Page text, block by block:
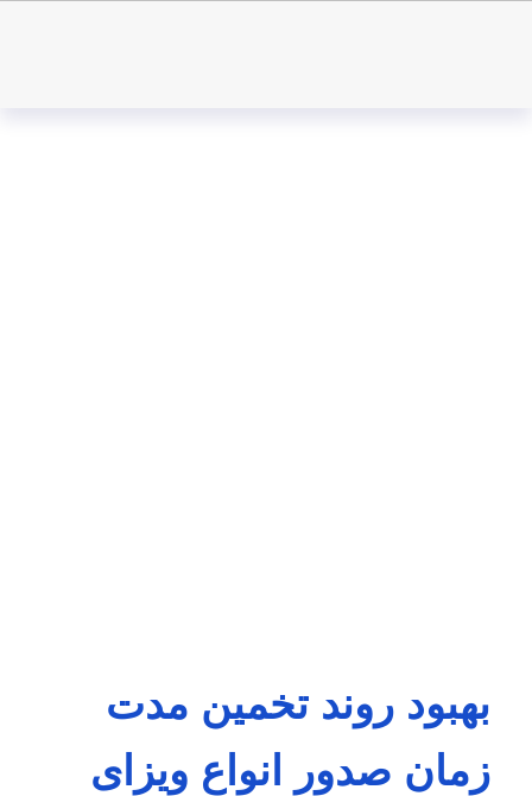
بهبود روند تخمین مدت
زمان صدور انواع ویزای